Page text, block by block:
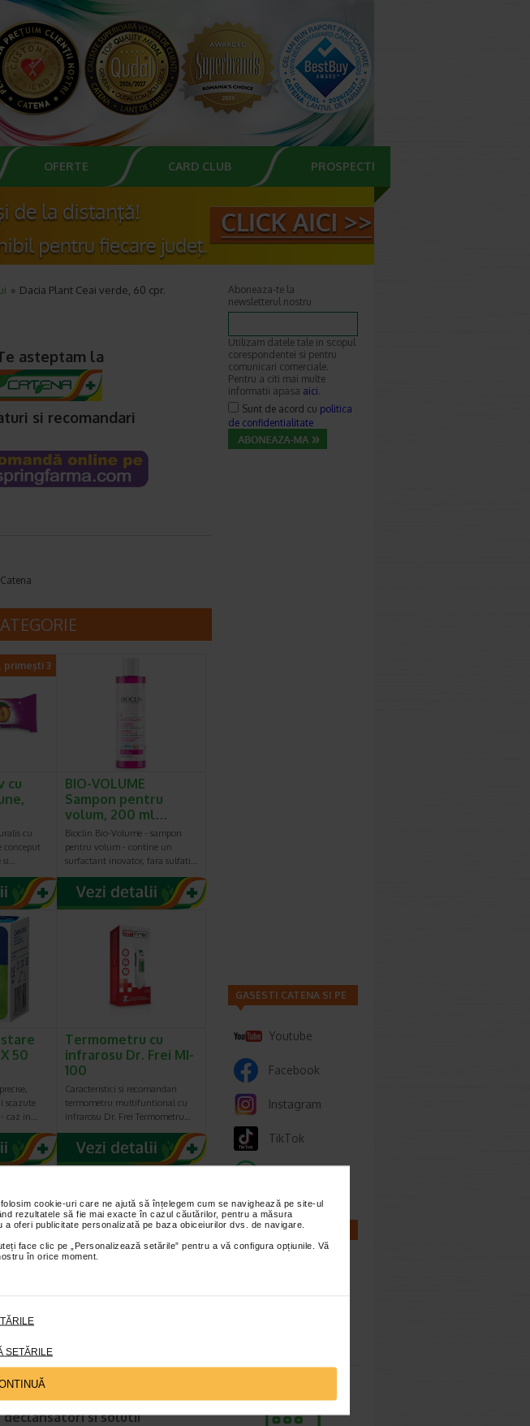
cookie-uri care ne ajută să înțelegem cum se navighează pe site-ul
rezultatele să fie mai exacte în cazul căutărilor, pentru a măsura
oferi publicitate personalizată pe baza obiceiurilor dvs. de navigare.
face clic pe „Personalizează setările” pentru a vă configura opțiunile. Vă
în orice moment.
SETĂRILE
OFERTE CARD CLUB PROSPECTE
Dacia Plant Ceai verde, 60 cpr.
asteptam la
si recomandari
primești 3
cu
cu
conceput
si…
BIO-VOLUME
Sampon pentru
volum, 200 ml…
Bioclin Bio-Volume - sampon
pentru volum - contine un
surfactant inovator, fara sulfati…
50
scazute
- caz in…
Termometru cu
infrarosu Dr. Frei MI-
100
Caracteristici si recomandari
termometru multifuntional cu
infrarosu Dr. Frei Termometru…
emotionala: metode
EQ-ul
la capacitatea de a identifica si
abilitati:…
declansatori si solutii
Aboneaza-te la
newsletterul nostru
Utilizam datele tale in scopul
corespondentei si pentru
comunicari comerciale.
Pentru a citi mai multe
informatii apasa aici.
Sunt de acord cu politica
de confidentialitate
GASESTI CATENA SI PE
Youtube
Facebook
Instagram
TikTok
CALCULATOARE